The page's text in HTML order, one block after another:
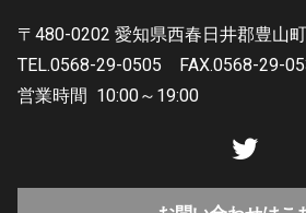
〒480-0202 愛知県西春日井郡豊山
TEL.0568-29-0505
FAX.0568-29-
営業時間 10:00～19:00